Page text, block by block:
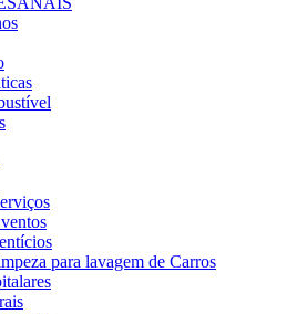
para lavagem de Carros